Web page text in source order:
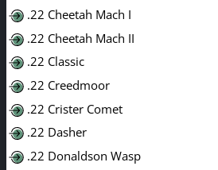
.22 Cheetah Mach I
.22 Cheetah Mach II
.22 Classic
.22 Creedmoor
.22 Crister Comet
.22 Dasher
.22 Donaldson Wasp